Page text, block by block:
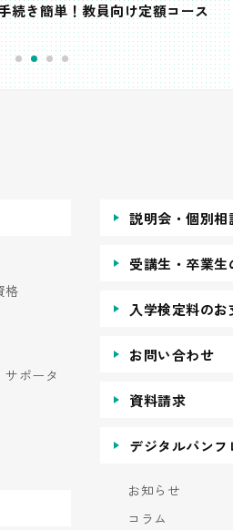
続き簡単！教員向け定額コース
格
サポータ
説明会・個別相
受講生・卒業生
入学検定料のお
お問い合わせ
資料請求
デジタルパンフ
お知らせ
コラム